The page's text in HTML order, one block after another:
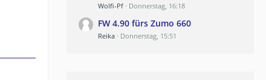
Wolfi-Pf Donnerstag, 16:18
FW 4.90 fürs Zumo 660
Reika Donnerstag, 15:51